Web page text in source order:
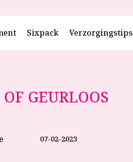
Sixpack Verzorgingstips
GEURLOOS
07-02-2023